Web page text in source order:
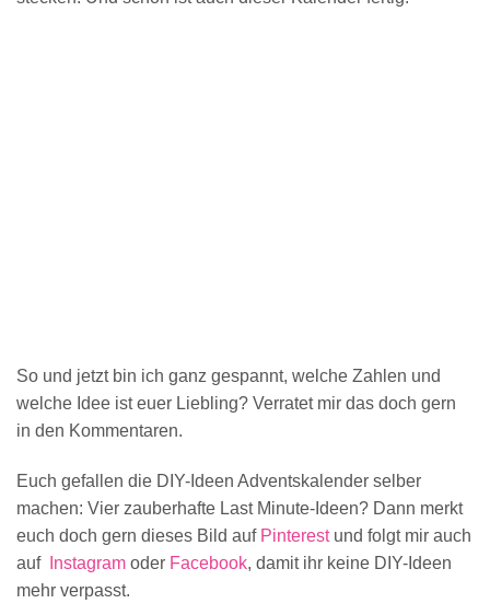
So und jetzt bin ich ganz gespannt, welche Zahlen und
welche Idee ist euer Liebling? Verratet mir das doch gern
in den Kommentaren.
Euch gefallen die DIY-Ideen Adventskalender selber
machen: Vier zauberhafte Last Minute-Ideen? Dann merkt
euch doch gern dieses Bild auf Pinterestund folgt mir auch
auf
Instagram oder Facebook, damit ihr keine DIY-Ideen
mehr verpasst.